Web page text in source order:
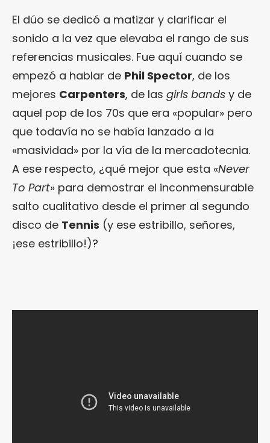
El dúo se dedicó a matizar y clarificar el
sonido a la vez que elevaba el rango de sus
referencias musicales. Fue aquí cuando se
empezó a hablar de Phil Spector, de los
mejores Carpenters, de las girls bands y de
aquel pop de los 70s que era «popular» pero
que todavía no se había lanzado a la
«masividad» por la vía de la mercadotecnia.
A ese respecto, ¿qué mejor que esta «Never
To Part» para demostrar el inconmensurable
salto cualitativo desde el primer al segundo
disco de Tennis (y ese estribillo, señores,
¡ese estribillo!)?